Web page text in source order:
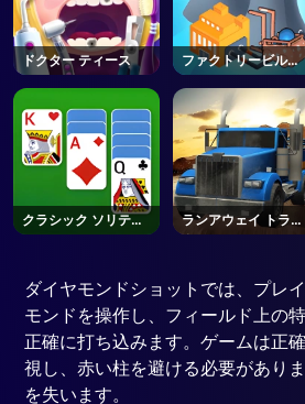
ドクター ティース
ファクトリービルダ
ー
クラシック ソリティ
ア
ランアウェイ トラッ
ク
ダイヤモンドショットでは、プレ
モンドを操作し、フィールド上の
正確に打ち込みます。ゲームは正
視し、赤い柱を避ける必要があり
を失います。